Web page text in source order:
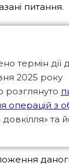
питання.
термін дії
2025 року
розглянуто
операцій з
та
даного